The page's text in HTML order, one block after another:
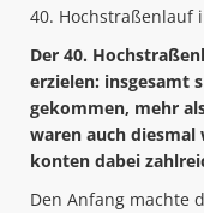
Safe Sport
Spenden
40. Hochstraßenlauf
Der 40.
erzielen: insgesamt
gekommen, mehr
waren auch
konten dabei
Den Anfang machte